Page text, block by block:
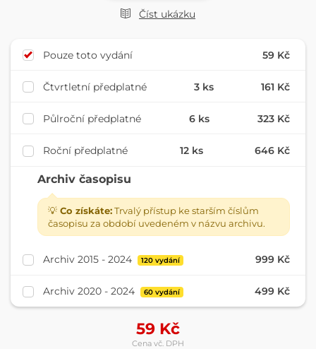
Číst ukázku
Pouze toto vydání 59 Kč
Čtvrtletní předplatné 3 ks 161 Kč
Půlroční předplatné 6 ks 323 Kč
Roční předplatné 12 ks 646 Kč
Archiv časopisu
💡 Co získáte:Trvalý přístup ke starším číslům
časopisu za období uvedeném v názvu archivu.
Archiv 2015 - 2024 120 vydání 999 Kč
Archiv 2020 - 2024 60 vydání 499 Kč
59 Kč
Cena vč. DPH